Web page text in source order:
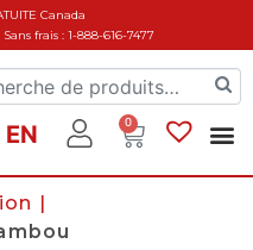
Sans frais : 1-888-616-7477
Canada
EN 0
|